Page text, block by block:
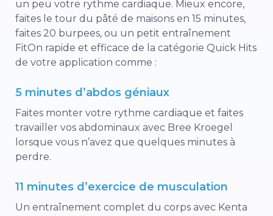
un peu votre rythme cardiaque. Mieux encore,
faites le tour du pâté de maisons en 15 minutes,
faites 20 burpees, ou un petit entraînement
FitOn rapide et efficace de la catégorie Quick Hits
de votre application comme :
5 minutes d’abdos géniaux
Faites monter votre rythme cardiaque et faites
travailler vos abdominaux avec Bree Kroegel
lorsque vous n’avez que quelques minutes à
perdre.
11 minutes d’exercice de musculation
Un entraînement complet du corps avec Kenta